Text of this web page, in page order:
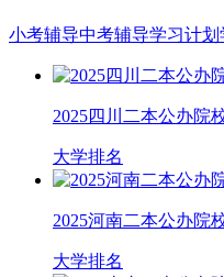
小考辅导中考辅导学习计划
2025四川二本公办院
大学排名
2025河南二本公办院
大学排名